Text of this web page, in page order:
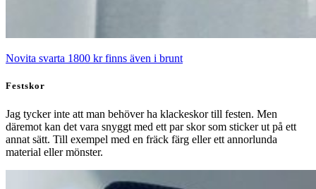
Novita svarta 1800 kr finns även i brunt
Festskor
Jag tycker inte att man behöver ha klackeskor till festen. Men
däremot kan det vara snyggt med ett par skor som sticker ut på ett
annat sätt. Till exempel med en fräck färg eller ett annorlunda
material eller mönster.